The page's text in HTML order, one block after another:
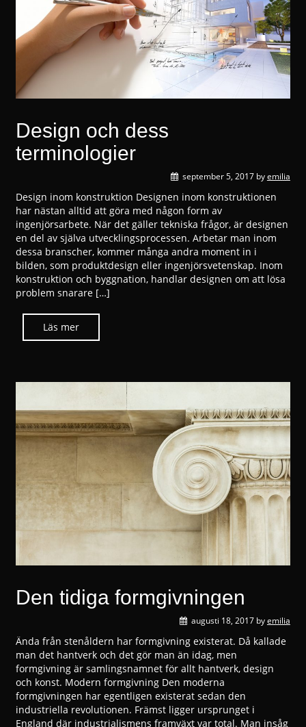
Design och dess
terminologier
september 5, 2017byemilia
Design inom konstruktion Designen inom konstruktionen
har nästan alltid att göra med någon form av
ingenjörsarbete. När det gäller tekniska frågor, är designen
en del av själva utvecklingsprocessen. Arbetar man inom
dessa branscher, kommer många andra moment in i
bilden, som produktdesign eller ingenjörsvetenskap. Inom
konstruktion och byggnation, handlar designen om att lösa
problem snarare […]
Den tidiga formgivningen
augusti 18, 2017byemilia
Ända från stenåldern har formgivning existerat. Då kallade
man det hantverk och det gör man än idag, men
formgivning är samlingsnamnet för allt hantverk, design
och konst. Modern formgivning Den moderna
formgivningen har egentligen existerat sedan den
industriella revolutionen. Främst ligger ursprunget i
England där industrialismens framväxt var total. Man insåg